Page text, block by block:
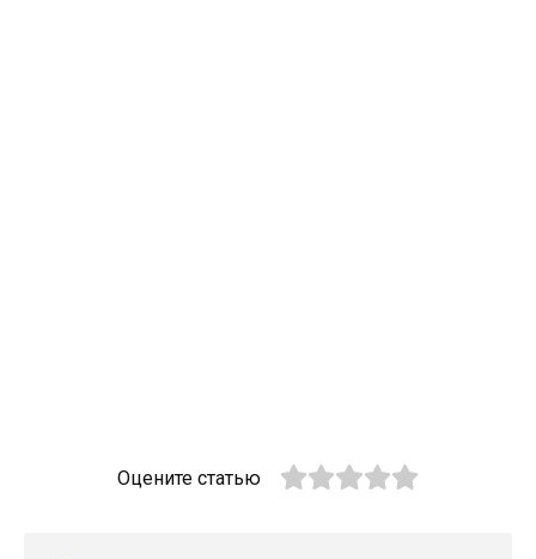
Оцените статью